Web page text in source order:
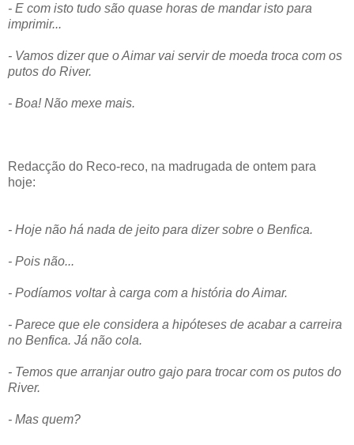
- E com isto tudo são quase horas de mandar isto para
imprimir...
- Vamos dizer que o Aimar vai servir de moeda troca com os
putos do River.
- Boa! Não mexe mais.
Redacção do Reco-reco, na madrugada de ontem para
hoje:
- Hoje não há nada de jeito para dizer sobre o Benfica.
- Pois não...
- Podíamos voltar à carga com a história do Aimar.
- Parece que ele considera a hipóteses de acabar a carreira
no Benfica. Já não cola.
- Temos que arranjar outro gajo para trocar com os putos do
River.
- Mas quem?